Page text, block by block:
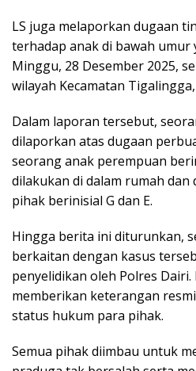
LS juga melaporkan dugaan
terhadap anak di bawah umur
Minggu, 28 Desember 2025,
wilayah Kecamatan
Dalam laporan tersebut,
dilaporkan atas dugaan
seorang anak perempuan
dilakukan di dalam rumah dan
pihak berinisial G dan E.
Hingga berita ini diturunkan,
berkaitan dengan kasus
penyelidikan oleh Polres
memberikan keterangan
status hukum para pihak.
Semua pihak diimbau untuk